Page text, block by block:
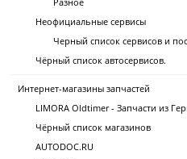
Неофициальные сервисы
Черный список сервисов и
Чёрный список автосервисов.
Интернет-магазины запчастей
LIMORA Oldtimer - Запчасти из
Чёрный список магазинов
AUTODOC.RU